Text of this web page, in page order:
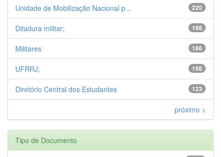
220
Unidade de Mobilização Nacional p...
198
Ditadura militar;
186
Militares
156
UFRRJ;
123
Diretório Central dos Estudantes
próximo >
Tipo de Documento